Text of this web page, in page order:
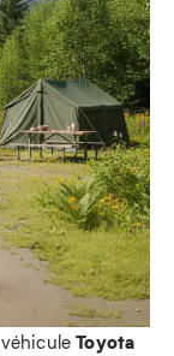
véhiculeToyota